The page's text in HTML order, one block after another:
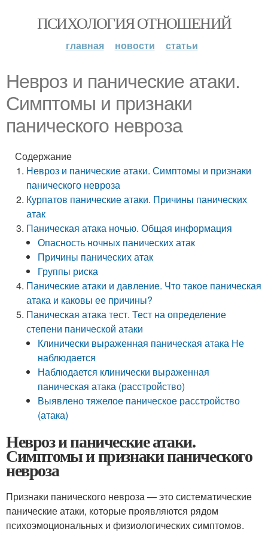
ПСИХОЛОГИЯ ОТНОШЕНИЙ
главная новости статьи
Невроз и панические атаки.
Симптомы и признаки
панического невроза
Содержание
Невроз и панические атаки. Симптомы и признаки
панического невроза
Курпатов панические атаки. Причины панических
атак
Паническая атака ночью. Общая информация
Опасность ночных панических атак
Причины панических атак
Группы риска
Панические атаки и давление. Что такое паническая
атака и каковы ее причины?
Паническая атака тест. Тест на определение
степени панической атаки
Клинически выраженная паническая атака Не
наблюдается
Наблюдается клинически выраженная
паническая атака (расстройство)
Выявлено тяжелое паническое расстройство
(атака)
Невроз и панические атаки.
Симптомы и признаки панического
невроза
Признаки панического невроза — это систематические
панические атаки, которые проявляются рядом
психоэмоциональных и физиологических симптомов.